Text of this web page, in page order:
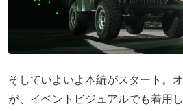
そしていよいよ本編がスタート。
が、イベントビジュアルでも着用